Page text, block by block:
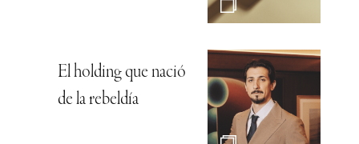
El holding que nació
de la rebeldía